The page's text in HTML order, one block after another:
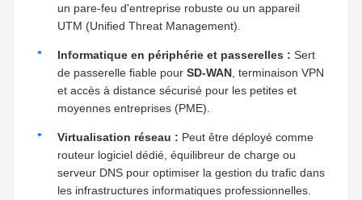
un pare-feu d'entreprise robuste ou un appareil
UTM (Unified Threat Management).
Informatique en périphérie et passerelles : Sert
de passerelle fiable pour SD-WAN, terminaison VPN
et accès à distance sécurisé pour les petites et
moyennes entreprises (PME).
Virtualisation réseau : Peut être déployé comme
routeur logiciel dédié, équilibreur de charge ou
serveur DNS pour optimiser la gestion du trafic dans
les infrastructures informatiques professionnelles.